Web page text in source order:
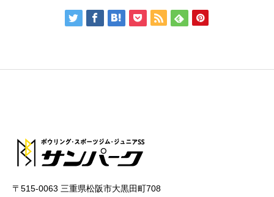
〒515-0063 三重県松阪市大黒田町708